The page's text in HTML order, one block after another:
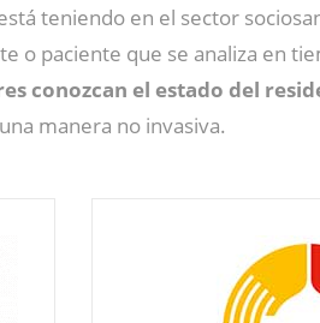
teniendo en el sector
o paciente que se analiza en
conozcan el estado del
manera no invasiva.